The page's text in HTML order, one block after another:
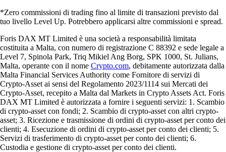
*Zero commissioni di trading fino al limite di transazioni previsto dal
tuo livello Level Up. Potrebbero applicarsi altre commissioni e spread.
Foris DAX MT Limited è una società a responsabilità limitata
costituita a Malta, con numero di registrazione C 88392 e sede legale a
Level 7, Spinola Park, Triq Mikiel Ang Borg, SPK 1000, St. Julians,
Malta, operante con il nome Crypto.com, debitamente autorizzata dalla
Malta Financial Services Authority come Fornitore di servizi di
Crypto-Asset ai sensi del Regolamento 2023/1114 sui Mercati dei
Crypto-Asset, recepito a Malta dal Markets in Crypto Assets Act. Foris
DAX MT Limited è autorizzata a fornire i seguenti servizi: 1. Scambio
di crypto-asset con fondi; 2. Scambio di crypto-asset con altri crypto-
asset; 3. Ricezione e trasmissione di ordini di crypto-asset per conto dei
clienti; 4. Esecuzione di ordini di crypto-asset per conto dei clienti; 5.
Servizi di trasferimento di crypto-asset per conto dei clienti; 6.
Custodia e gestione di crypto-asset per conto dei clienti.